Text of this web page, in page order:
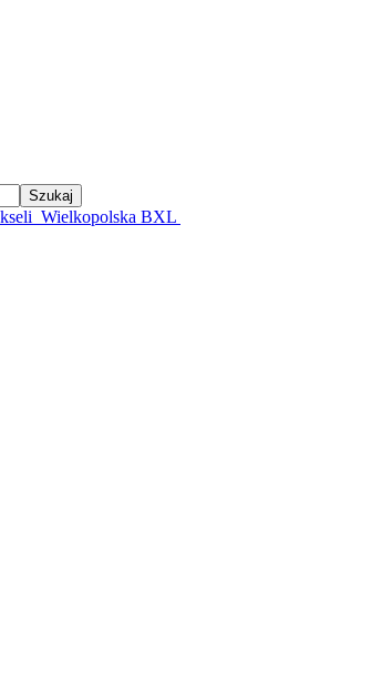
Szukaj
Wielkopolska BXL